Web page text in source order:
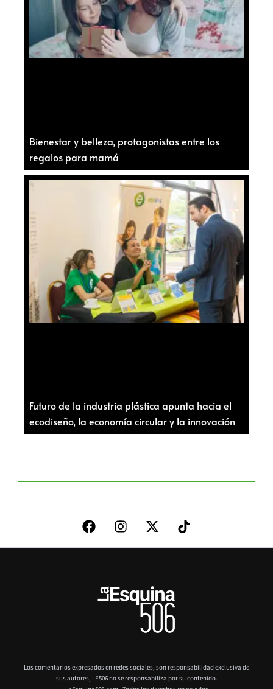
Bienestar y belleza, protagonistas entre los
regalos para mamá
Futuro de la industria plástica apunta hacia el
ecodiseño, la economía circular y la innovación
Los comentarios expresados en redes sociales, son responsabilidad exclusiva de
sus autores, LE506 no se responsabiliza por su contenido.